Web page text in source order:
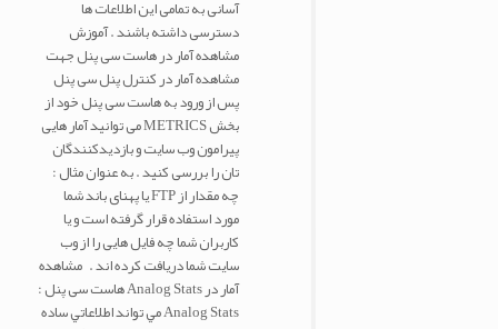
آسانی به تمامی این اطلاعات ها
دسترسی داشته باشند . آموزش
مشاهده آمار در هاست سی پنل جهت
مشاهده آمار در کنترل پنل سی پنل
پس از ورود به هاست سی پنل خود از
بخش METRICS می توانید آمار هایی
پیرامون وب سایت و بازدیدکنندگان
تان را بررسی کنید . به عنوان مثال :
چه مقدار از FTP یا پهنای باند شما
مورد استفاده قرار گرفته است و یا
کاربران شما چه فایل هایی را از وب
سایت شما دریافت کرده اند . مشاهده
آمار در Analog Stats هاست سی پنل :
Analog Stats مي تواند اطلاعاتي ساده